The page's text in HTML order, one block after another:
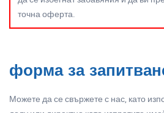
точна оферта.
форма за
Можете да се свържете с нас, като